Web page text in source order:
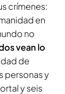
crímenes:
en
no
vean lo
de
personas y
y seis